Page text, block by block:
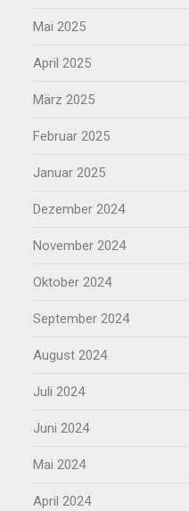
Mai 2025
April 2025
März 2025
Februar 2025
Januar 2025
Dezember 2024
November 2024
Oktober 2024
September 2024
August 2024
Juli 2024
Juni 2024
Mai 2024
April 2024